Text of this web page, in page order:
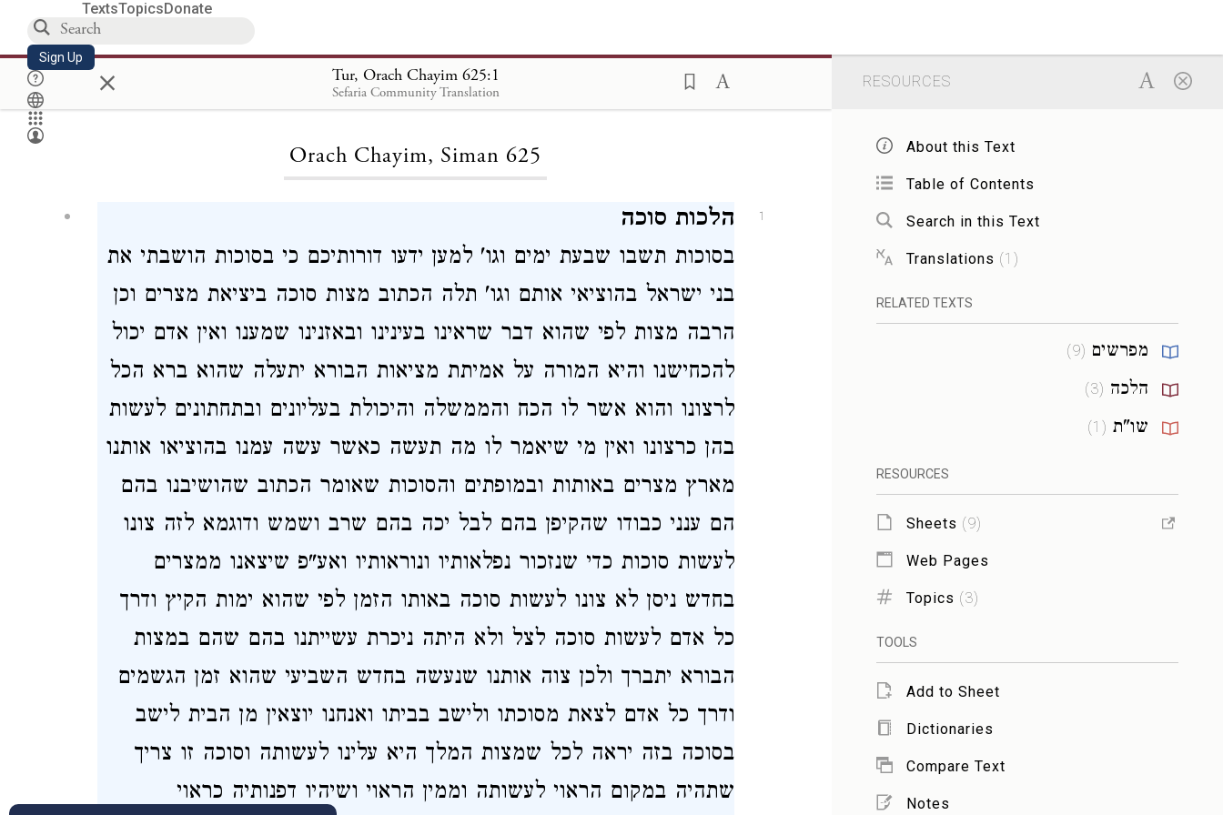
TextsTopicsDonate
Sign Up × Tur, Orach Chayim 625:1
Sefaria Community Translation
Loading...
Orach Chayim, Siman 625
1
הלכות סוכה
בסוכות תשבו שבעת ימים וגו' למען ידעו דורותיכם כי בסוכות הושבתי את
בני ישראל בהוציאי אותם וגו' תלה הכתוב מצות סוכה ביציאת מצרים וכן
הרבה מצות לפי שהוא דבר שראינו בעינינו ובאזנינו שמענו ואין אדם יכול
להכחישנו והיא המורה על אמיתת מציאות הבורא יתעלה שהוא ברא הכל
לרצונו והוא אשר לו הכח והממשלה והיכולת בעליונים ובתחתונים לעשות
בהן כרצונו ואין מי שיאמר לו מה תעשה כאשר עשה עמנו בהוציאו אותנו
מארץ מצרים באותות ובמופתים והסוכות שאומר הכתוב שהושיבנו בהם
הם ענני כבודו שהקיפן בהם לבל יכה בהם שרב ושמש ודוגמא לזה צונו
לעשות סוכות כדי שנזכור נפלאותיו ונוראותיו ואע"פ שיצאנו ממצרים
בחדש ניסן לא צונו לעשות סוכה באותו הזמן לפי שהוא ימות הקיץ ודרך
כל אדם לעשות סוכה לצל ולא היתה ניכרת עשייתנו בהם שהם במצות
הבורא יתברך ולכן צוה אותנו שנעשה בחדש השביעי שהוא זמן הגשמים
ודרך כל אדם לצאת מסוכתו ולישב בביתו ואנחנו יוצאין מן הבית לישב
בסוכה בזה יראה לכל שמצות המלך היא עלינו לעשותה וסוכה זו צריך
שתהיה במקום הראוי לעשותה וממין הראוי ושיהיו דפנותיה כראוי
RESOURCES
About this Text
Table of Contents
Search in this Text
Translations (1 )
RELATED TEXTS
מפרשים (
9
)
הלכה (
3
)
שו"ת (
1
)
RESOURCES
Sheets (9)
Web Pages
Topics (3)
TOOLS
Add to Sheet
Dictionaries
Compare Text
Notes